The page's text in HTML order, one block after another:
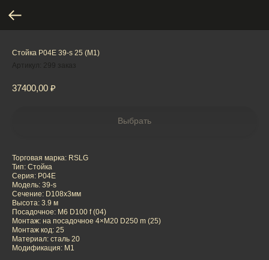
Стойка P04E 39-s 25 (M1)
Артикул: 299 заказ
37400,00 ₽
Выбрать
Торговая марка: RSLG
Тип: Стойка
Серия: P04E
Модель: 39-s
Сечение: D108x3мм
Выcота: 3.9 м
Посадочное: M6 D100 f (04)
Монтаж: на посадочное 4×M20 D250 m (25)
Монтаж код: 25
Материал: сталь 20
Модификация: M1